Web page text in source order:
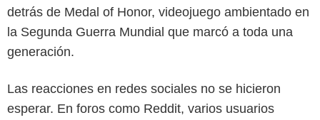
detrás de Medal of Honor, videojuego ambientado en
la Segunda Guerra Mundial que marcó a toda una
generación.
Las reacciones en redes sociales no se hicieron
esperar. En foros como Reddit, varios usuarios